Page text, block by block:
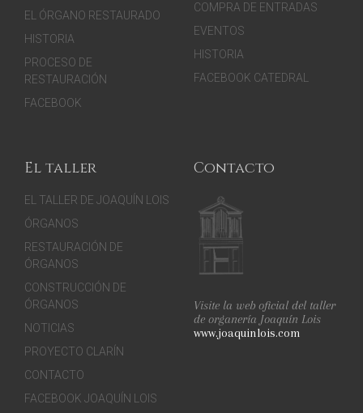
EL ÓRGANO RESTAURADO
HISTORIA
PROCESO DE
RESTAURACIÓN
FACEBOOK
COMPRA DE ENTRADAS
EVENTOS
HISTORIA
FACEBOOK CATEDRAL
El taller
EL TALLER DE JOAQUÍN LOIS
ÓRGANOS
RESTAURACIÓN DE
ÓRGANOS
CONSTRUCCIÓN DE
ÓRGANOS
NOTICIAS
PROYECTO CLARÍN
CONTACTO
FACEBOOK JOAQUÍN LOIS
Contacto
Visite la web oficial del taller
de organería Joaquín Lois
www.joaquinlois.com